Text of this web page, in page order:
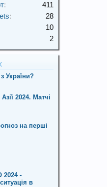
:
411
:
28
10
2
України?
2024. Матчі
на перші
2024 -
в